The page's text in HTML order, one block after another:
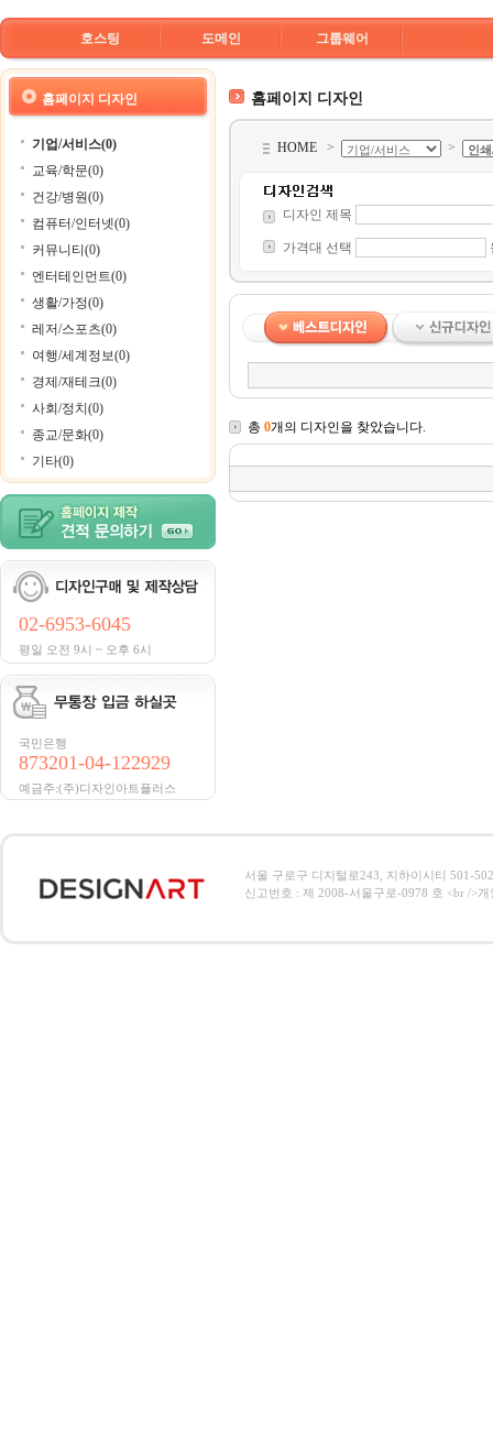
호스팅 도메인 그룹웨어
홈페이지 디자인
기업/서비스(0)
교육/학문(0)
건강/병원(0)
컴퓨터/인터넷(0)
커뮤니티(0)
엔터테인먼트(0)
생활/가정(0)
레저/스포츠(0)
여행/세계정보(0)
경제/재테크(0)
사회/정치(0)
종교/문화(0)
기타(0)
02-6953-6045
평일 오전 9시 ~ 오후 6시
국민은행
873201-04-122929
예금주:(주)디자인아트플러스
홈페이지 디자인
HOME > >
디자인 제목
가격대 선택
총 0개의 디자인을 찾았습니다.
서울 구로구 디지털로243, 지하이시티 501-
신고번호 : 제 2008-서울구로-0978 호 <br />